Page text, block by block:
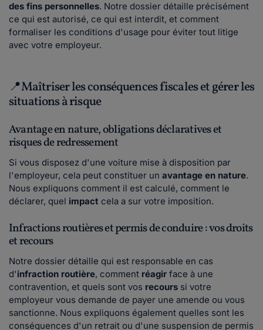
des fins personnelles. Notre dossier détaille précisément
ce qui est autorisé, ce qui est interdit, et comment
formaliser les conditions d'usage pour éviter tout litige
avec votre employeur.
📍Maîtriser les conséquences fiscales et gérer les
situations à risque
Avantage en nature, obligations déclaratives et
risques de redressement
Si vous disposez d'une voiture mise à disposition par
l'employeur, cela peut constituer un avantage en nature.
Nous expliquons comment il est calculé, comment le
déclarer, quel impact cela a sur votre imposition.
Infractions routières et permis de conduire : vos droits
et recours
Notre dossier détaille qui est responsable en cas
d'infraction routière, comment réagir face à une
contravention, et quels sont vos recours si votre
employeur vous demande de payer une amende ou vous
sanctionne. Nous expliquons également quelles sont les
conséquences d'un retrait ou d'une suspension de permis